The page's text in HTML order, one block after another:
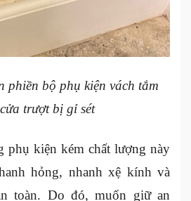
phiền bộ phụ kiện vách tắm
trượt bị gỉ sét
phụ kiện kém chất lượng này
hỏng, nhanh xệ kính và
toàn. Do đó, muốn giữ an